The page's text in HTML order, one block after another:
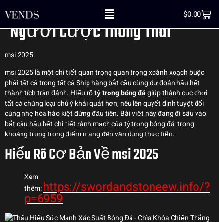
$0.00
– Chìa Khóa Chiến Thắng Cho
Người Cược Thông Thái
msi 2025
msi 2025 là một chi tiết quan trọng quan trọng xoành xoạch buộc
phải tất cả trong tất cả Ship hàng bắt cầu cùng dự đoán hầu hết
thành tích trận đánh. Hiểu rõtỷ trọng bóng đágiúp thành cục chơi
tất cả chủng loại chú ý khái quát hơn, nêu lên quyết định tuyệt đối
cùng nhẹ hóa hào kiệt đứng đầu tiên. Bài viết này đang đi sâu vào
bắt cầu hầu hết chi tiết rành mạch của tỷ trọng bóng đá, trong
khoảng trung trọng điểm mang đến vận dụng thực tiễn.
Hiểu Rõ Cơ Bản Về msi 2025
Xem
thêm:https://swordandstoneew.info/?
p=6959